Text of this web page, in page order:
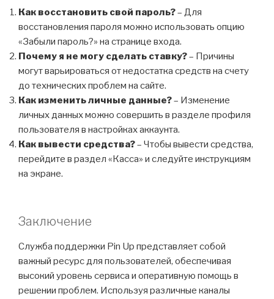
Как восстановить свой пароль?– Для
восстановления пароля можно использовать опцию
«Забыли пароль?» на странице входа.
Почему я не могу сделать ставку?– Причины
могут варьироваться от недостатка средств на счету
до технических проблем на сайте.
Как изменить личные данные?– Изменение
личных данных можно совершить в разделе профиля
пользователя в настройках аккаунта.
Как вывести средства?– Чтобы вывести средства,
перейдите в раздел «Касса» и следуйте инструкциям
на экране.
Заключение
Служба поддержки Pin Up представляет собой
важный ресурс для пользователей, обеспечивая
высокий уровень сервиса и оперативную помощь в
решении проблем. Используя различные каналы